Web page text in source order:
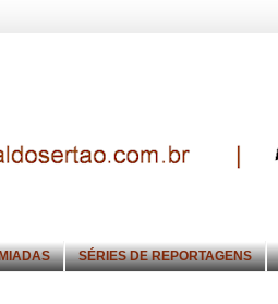
SÉRIES DE REPORTAGENS